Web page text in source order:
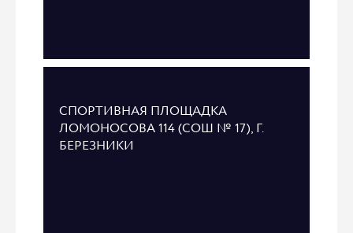
СПОРТИВНАЯ ПЛОЩАДКА
ЛОМОНОСОВА 114 (СОШ № 17), Г.
БЕРЕЗНИКИ